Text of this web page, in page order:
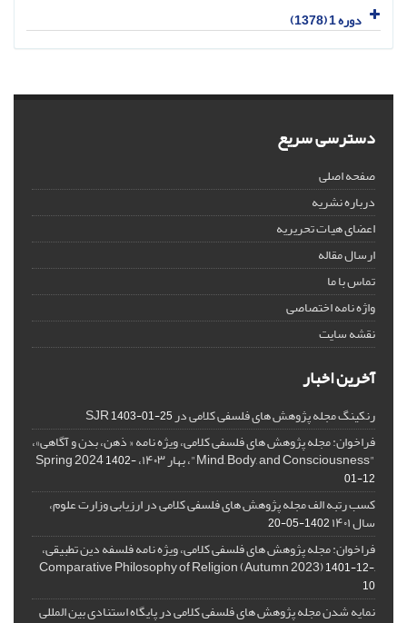
دوره 1 (1378)
دسترسی سریع
صفحه اصلی
درباره نشریه
اعضای هیات تحریریه
ارسال مقاله
تماس با ما
واژه نامه اختصاصی
نقشه سایت
آخرین اخبار
رنکینگ مجله پژوهش های فلسفی کلامی در SJR1403-01-25
فراخوان: مجله پژوهش های فلسفی کلامی، ویژه نامه « ذهن، بدن و آگاهی»،
"Mind, Body, and Consciousness"، بهار ۱۴۰۳، Spring 2024
1402-
01-12
کسب رتبه الف مجله پژوهش های فلسفی کلامی در ارزیابی وزارت علوم،
سال ۱۴۰۱ 1402-05-20
فراخوان: مجله پژوهش های فلسفی کلامی، ویژه نامه فلسفه دین تطبیقی،
,Comparative Philosophy of Religion (Autumn 2023)
1401-12-
10
نمایه شدن مجله پژوهش های فلسفی کلامی در پایگاه استنادی بین المللی